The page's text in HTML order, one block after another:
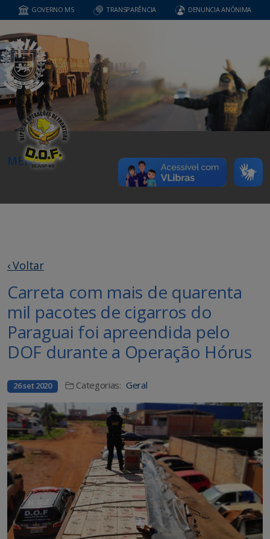
GOVERNO MS TRANSPARÊNCIA DENUNCIA ANÔNIMA
MENU
‹ Voltar
Carreta com mais de quarenta
mil pacotes de cigarros do
Paraguai foi apreendida pelo
DOF durante a Operação Hórus
26 set 2020 Categorias: Geral